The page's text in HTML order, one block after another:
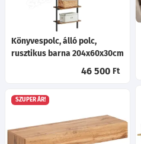
Könyvespolc, álló polc,
rusztikus barna 204x60x30cm
46 500 Ft
SZUPER ÁR!